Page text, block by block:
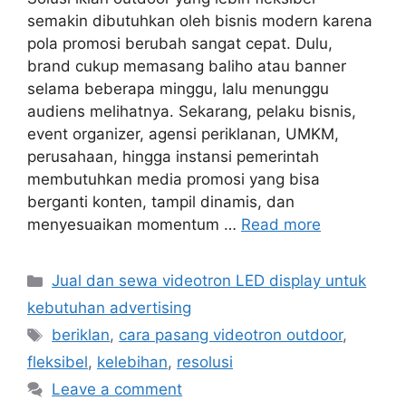
semakin dibutuhkan oleh bisnis modern karena
pola promosi berubah sangat cepat. Dulu,
brand cukup memasang baliho atau banner
selama beberapa minggu, lalu menunggu
audiens melihatnya. Sekarang, pelaku bisnis,
event organizer, agensi periklanan, UMKM,
perusahaan, hingga instansi pemerintah
membutuhkan media promosi yang bisa
berganti konten, tampil dinamis, dan
menyesuaikan momentum … Read more
Categories
Jual dan sewa videotron LED display untuk
kebutuhan advertising
Tags
beriklan, cara pasang videotron outdoor,
fleksibel, kelebihan, resolusi
Leave a comment